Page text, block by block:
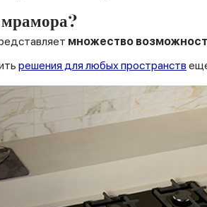
множество
решения для любых пространств